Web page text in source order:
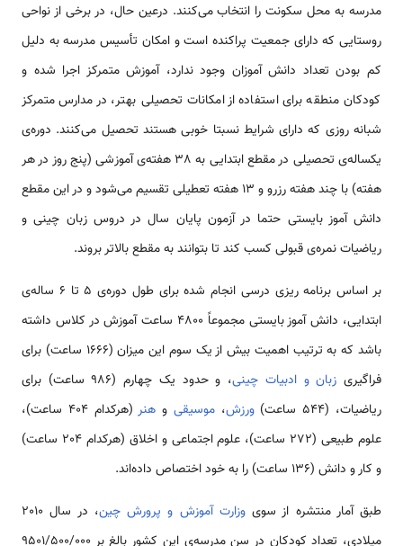
مدرسه به محل سکونت را انتخاب می‌کنند. درعین حال، در برخی از نواحی
روستایی که دارای جمعیت پراکنده است و امکان تأسیس مدرسه به دلیل
کم بودن تعداد دانش آموزان وجود ندارد، آموزش متمرکز اجرا شده و
کودکان منطقه برای استفاده از امکانات تحصیلی بهتر، در مدارس متمرکز
شبانه روزی که دارای شرایط نسبتا خوبی هستند تحصیل می‌کنند. دوره‌ی
یکساله‌ی تحصیلی در مقطع ابتدایی به 38 هفته‌ی آموزشی (پنج روز در هر
هفته) با چند هفته رزرو و 13 هفته تعطیلی تقسیم می‌شود و در این مقطع
دانش آموز بایستی حتما در آزمون پایان سال در دروس زبان چینی و
ریاضیات نمره‌ی قبولی کسب کند تا بتوانند به مقطع بالاتر بروند.
بر اساس برنامه ریزی درسی انجام شده برای طول دوره‌ی 5 تا 6 ساله‌ی
ابتدایی، دانش آموز بایستی مجموعاً 4800 ساعت آموزش در کلاس داشته
باشد که به ترتیب اهمیت بیش از یک سوم این میزان (1666 ساعت) برای
فراگیری زبان و ادبیات چینی
، و حدود یک چهارم (986 ساعت) برای
ریاضیات، (544 ساعت)
ورزش،موسیقی و هنر
(هرکدام 404 ساعت)،
علوم طبیعی (272 ساعت)، علوم اجتماعی و اخلاق (هرکدام 204 ساعت)
و کار و دانش (136 ساعت) را به خود اختصاص داده‌اند.
طبق آمار منتشره از سویوزارت آموزش و پرورش چین
، در سال 2010
میلادی، تعداد کودکان در سن مدرسه‌ی این کشور بالغ بر ۹۵۰۱/۵۰۰/۰۰۰